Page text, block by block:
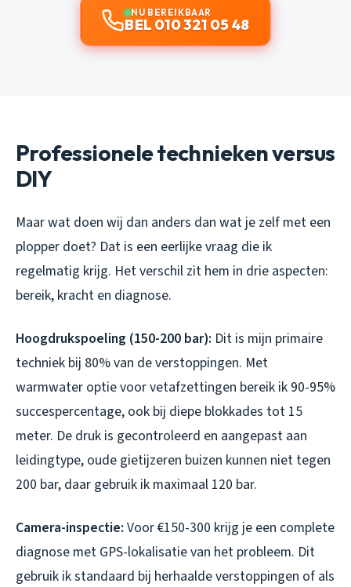
NU BEREIKBAAR
BEL 010 321 05 48
Professionele technieken versus
DIY
Maar wat doen wij dan anders dan wat je zelf met een
plopper doet? Dat is een eerlijke vraag die ik
regelmatig krijg. Het verschil zit hem in drie aspecten:
bereik, kracht en diagnose.
Hoogdrukspoeling (150-200 bar): Dit is mijn primaire
techniek bij 80% van de verstoppingen. Met
warmwater optie voor vetafzettingen bereik ik 90-95%
succespercentage, ook bij diepe blokkades tot 15
meter. De druk is gecontroleerd en aangepast aan
leidingtype, oude gietijzeren buizen kunnen niet tegen
200 bar, daar gebruik ik maximaal 120 bar.
Camera-inspectie: Voor €150-300 krijg je een complete
diagnose met GPS-lokalisatie van het probleem. Dit
gebruik ik standaard bij herhaalde verstoppingen of als